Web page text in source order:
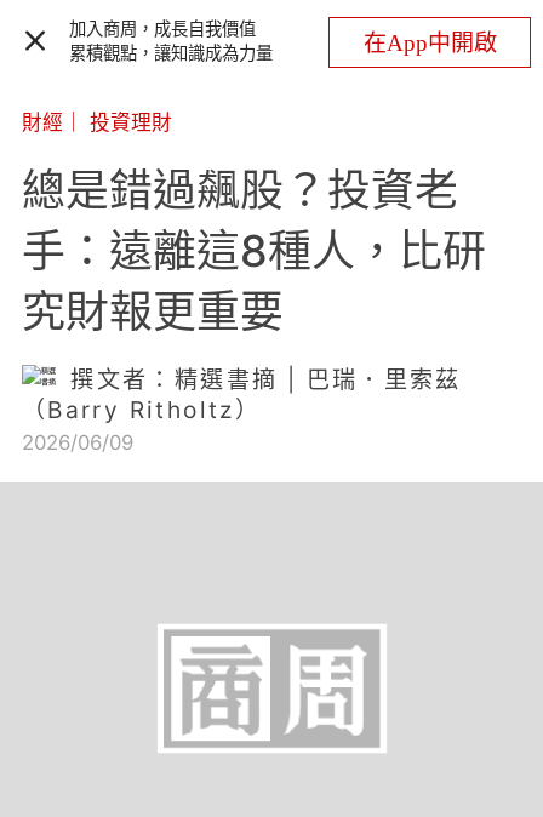
加入商周，成長自我價值
累積觀點，讓知識成為力量
在App中開啟
財經 投資理財
總是錯過飆股？投資老
手：遠離這8種人，比研
究財報更重要
撰文者：精選書摘 | 巴瑞．里索茲
（Barry Ritholtz）
2026/06/09